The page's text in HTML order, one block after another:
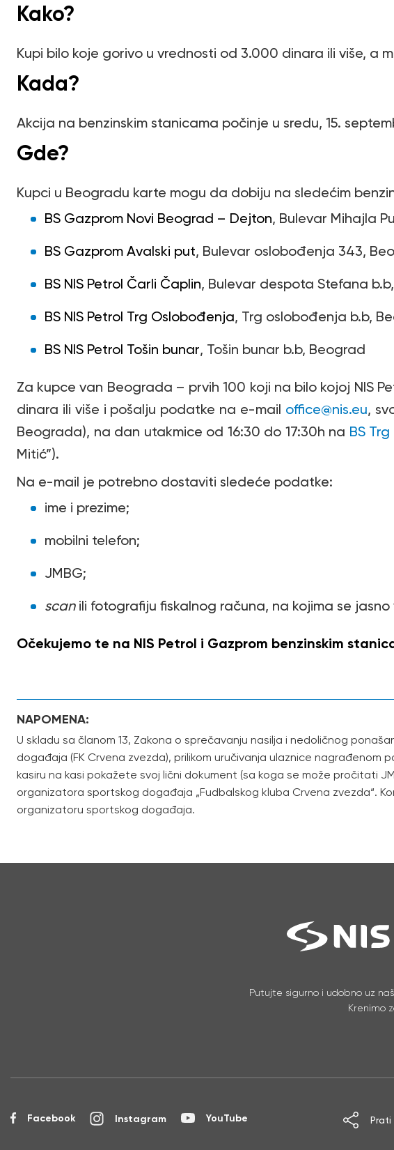
Kako?
Kupi bilo koje gorivo u vrednosti od 3.000 dinara ili više, a
Kada?
Akcija na benzinskim stanicama počinje u sredu, 15.
Gde?
Kupci u Beogradu karte mogu da dobiju na sledećim
BS Gazprom Novi Beograd – Dejton, Bulevar Mihajla
BS Gazprom Avalski put, Bulevar oslobođenja 343,
BS NIS Petrol Čarli Čaplin, Bulevar despota Stefana
BS NIS Petrol Trg Oslobođenja, Trg oslobođenja b.b,
BS NIS Petrol Tošin bunar, Tošin bunar b.b, Beograd
Za kupce van Beograda – prvih 100 koji na bilo kojoj NIS
dinara ili više i pošalju podatke na e-mail office@nis.eu,
Beograda), na dan utakmice od 16:30 do 17:30h na BS
Mitić”).
Na e-mail je potrebno dostaviti sledeće podatke:
ime i prezime;
mobilni telefon;
JMBG;
scanili fotografiju fiskalnog računa, na kojima se
Očekujemo te na NIS Petrol i Gazprom benzinskim
NAPOMENA:
U skladu sa članom 13, Zakona o sprečavanju nasilja i nedoličnog
događaja (FK Crvena zvezda), prilikom uručivanja ulaznice
kasiru na kasi pokažete svoj lični dokument (sa koga se može pročitati
organizatora sportskog događaja „Fudbalskog kluba Crvena zvezda“.
organizatoru sportskog događaja.
Putujte sigurno i udobno uz
Krenimo
Facebook Instagram YouTube Prati